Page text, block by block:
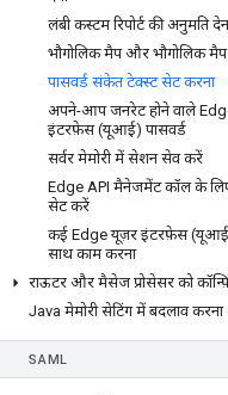
लंबी कस्टम रिपोर्ट की अनुमति
भौगोलिक मैप और भौगोलिक
पासवर्ड संकेत टेक्स्ट सेट करना
अपने-आप जनरेट होने वाले
इंटरफ़ेस (यूआई) पासवर्ड
सर्वर मेमोरी में सेशन सेव करें
Edge API मैनेजमेंट कॉल के
सेट करें
कई Edge यूज़र इंटरफ़ेस
साथ काम करना
राऊटर और मैसेज प्रोसेसर को
Java मेमोरी सेटिंग में बदलाव करना
SAML